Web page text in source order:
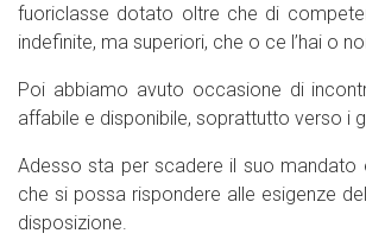
fuoriclasse dotato oltre che di
indefinite, ma superiori, che o ce l’hai o
Poi abbiamo avuto occasione di
affabile e disponibile, soprattutto verso i
Adesso sta per scadere il suo
che si possa rispondere alle esigenze
disposizione.